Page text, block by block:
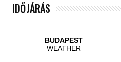
IDŐJÁRÁS